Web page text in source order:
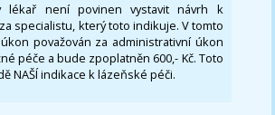
lékař není povinen vystavit návrh k
specialistu, který toto indikuje. V tomto
považován za administrativní úkon
péče a bude zpoplatněn 600,- Kč. Toto
NAŠÍ indikace k lázeňské péči.